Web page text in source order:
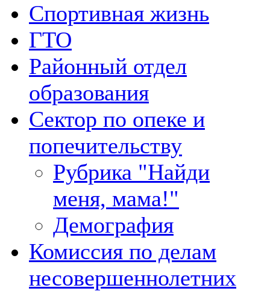
Спортивная жизнь
ГТО
Районный отдел
образования
Сектор по опеке и
попечительству
Рубрика "Найди
меня, мама!"
Демография
Комиссия по делам
несовершеннолетних